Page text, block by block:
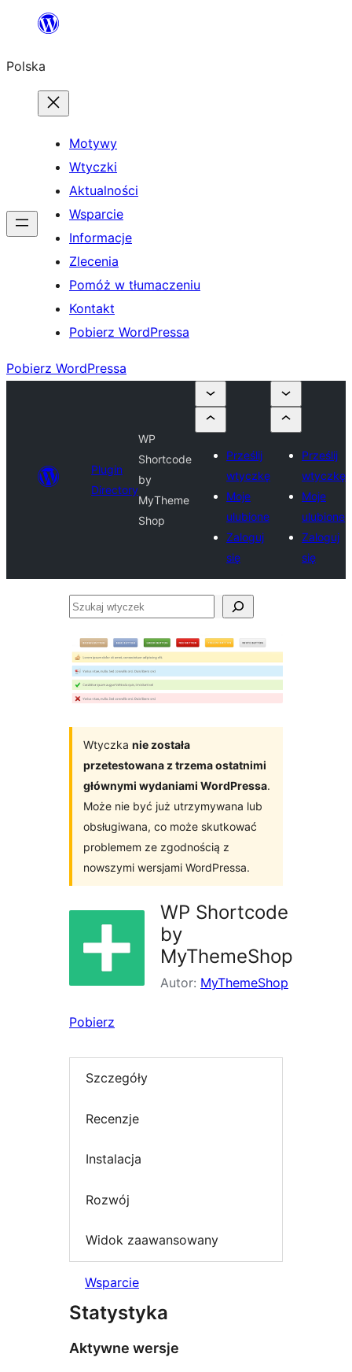
Przejdź
treści
Polska
Motywy
Wtyczki
Aktualności
Wsparcie
Informacje
Zlecenia
Pomóż w tłumaczeniu
Kontakt
Pobierz WordPressa
Pobierz WordPressa
Plugin
Directory
WP
Shortcode
by
MyTheme
Shop
Prześlij
wtyczkę
Moje
ulubione
Zaloguj
się
Prześlij
wtyczkę
Moje
ulubione
Zaloguj
się
Szukaj
Wtyczka nie została
przetestowana z trzema ostatnimi
głównymi wydaniami WordPressa.
Może nie być już utrzymywana lub
obsługiwana, co może skutkować
problemem ze zgodnością z
nowszymi wersjami WordPressa.
WP Shortcode
by
MyThemeShop
Autor: MyThemeShop
Pobierz
Szczegóły
Recenzje
Instalacja
Rozwój
Widok zaawansowany
Wsparcie
Statystyka
Aktywne wersje